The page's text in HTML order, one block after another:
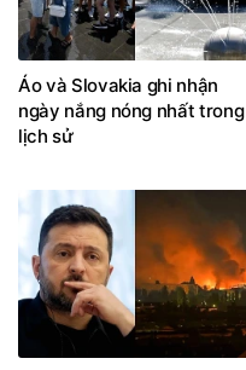
Áo và Slovakia ghi nhận
ngày nắng nóng nhất trong
lịch sử